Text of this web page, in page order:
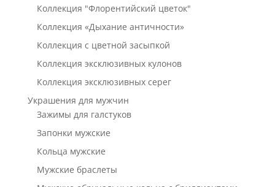
Коллекция "Флорентийский цветок"
Коллекция «Дыхание античности»
Коллекция с цветной засыпкой
Коллекция эксклюзивных кулонов
Коллекция эксклюзивных серег
Украшения для мужчин
Зажимы для галстуков
Запонки мужские
Кольца мужские
Мужские браслеты